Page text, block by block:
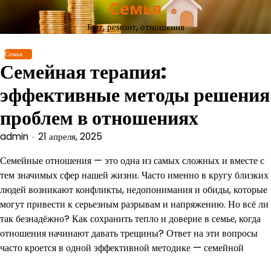
Перейти
содержимому
Семья
Быт, ремонт, отношения
Семья
Семейная терапия:
эффективные методы решения
проблем в отношениях
admin 21 апреля, 2025
Семейные отношения — это одна из самых сложных и вместе с
тем значимых сфер нашей жизни. Часто именно в кругу близких
людей возникают конфликты, недопонимания и обиды, которые
могут привести к серьезным разрывам и напряжению. Но всё ли
так безнадёжно? Как сохранить тепло и доверие в семье, когда
отношения начинают давать трещины? Ответ на эти вопросы
часто кроется в одной эффективной методике — семейной